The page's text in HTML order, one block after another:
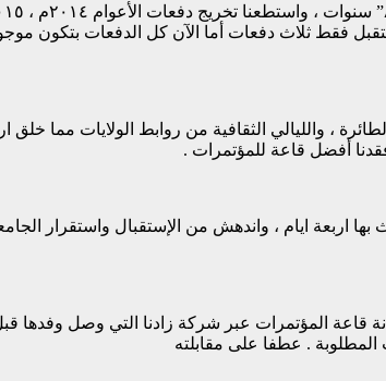
فقط ثلاث دفعات أما الآن كل الدفعات بتكون
، والليالي الثقافية من روابط الولايات مما خلق
أفضل قاعة للمؤتمرات .
اربعة ايام ، واندهش من الإستقبال واستقرار
أول شمس الدين كباشي بعدد “٩” عربة للجامعة ، وتكفل بصيانة قاعة المؤتمرات عبر شركة
. عطفا على مقابلته